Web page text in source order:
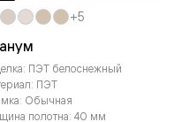
ПЭТ белоснежный
ПЭТ
Обычная
полотна: 40 мм
+5